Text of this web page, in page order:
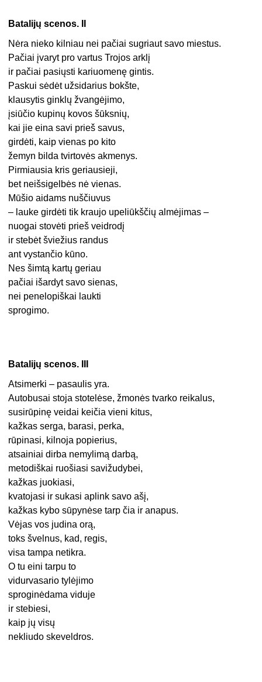
Batalijų scenos. II
Nėra nieko kilniau nei pačiai sugriaut savo miestus.
Pačiai įvaryt pro vartus Trojos arklį
ir pačiai pasiųsti kariuomenę gintis.
Paskui sėdėt užsidarius bokšte,
klausytis ginklų žvangėjimo,
įsiūčio kupinų kovos šūksnių,
kai jie eina savi prieš savus,
girdėti, kaip vienas po kito
žemyn bilda tvirtovės akmenys.
Pirmiausia kris geriausieji,
bet neišsigelbės nė vienas.
Mūšio aidams nuščiuvus
– lauke girdėti tik kraujo upeliūkščių almėjimas –
nuogai stovėti prieš veidrodį
ir stebėt šviežius randus
ant vystančio kūno.
Nes šimtą kartų geriau
pačiai išardyt savo sienas,
nei penelopiškai laukti
sprogimo.
Batalijų scenos. III
Atsimerki – pasaulis yra.
Autobusai stoja stotelėse, žmonės tvarko reikalus,
susirūpinę veidai keičia vieni kitus,
kažkas serga, barasi, perka,
rūpinasi, kilnoja popierius,
atsainiai dirba nemylimą darbą,
metodiškai ruošiasi savižudybei,
kažkas juokiasi,
kvatojasi ir sukasi aplink savo ašį,
kažkas kybo sūpynėse tarp čia ir anapus.
Vėjas vos judina orą,
toks švelnus, kad, regis,
visa tampa netikra.
O tu eini tarpu to
vidurvasario tylėjimo
sproginėdama viduje
ir stebiesi,
kaip jų visų
nekliudo skeveldros.